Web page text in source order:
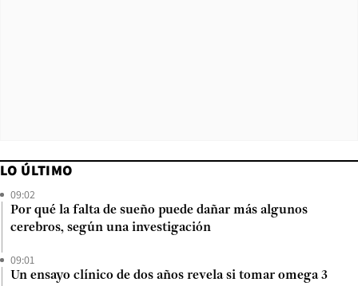
LO ÚLTIMO
09:02
Por qué la falta de sueño puede dañar más algunos
cerebros, según una investigación
09:01
Un ensayo clínico de dos años revela si tomar omega 3